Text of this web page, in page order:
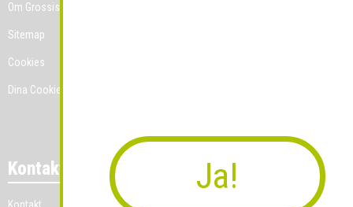
Om Grossist.se
Sitemap
Cookies
Dina Cookie-prefenser
Kontakt Ja!